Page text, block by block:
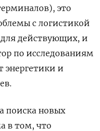
это
с логистикой
действующих, и
по исследованиям
энергетики и
поиска новых
в том, что